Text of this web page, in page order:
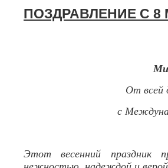
ПОЗДРАВЛЕНИЕ С 8
От всей
с
Этот весенний праздник